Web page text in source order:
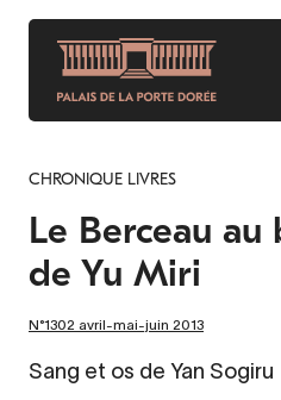
Aller
contenu
principal
CHRONIQUE LIVRES
Le Berceau au
de Yu Miri
N°1302 avril-mai-juin 2013
Sang et os de Yan Sogiru